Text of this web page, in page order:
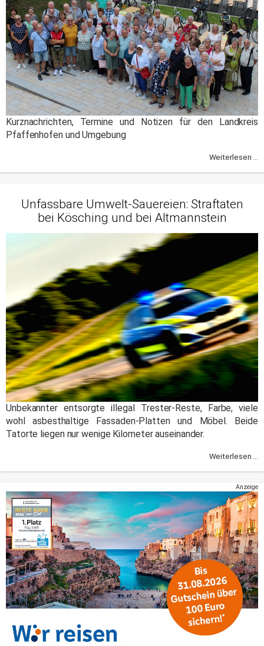
Kurznachrichten, Termine und Notizen für den Landkreis
Pfaffenhofen und Umgebung
Weiterlesen ...
Unfassbare Umwelt-Sauereien: Straftaten
bei Kösching und bei Altmannstein
Unbekannter entsorgte illegal Trester-Reste, Farbe, viele
wohl asbesthaltige Fassaden-Platten und Möbel. Beide
Tatorte liegen nur wenige Kilometer auseinander.
Weiterlesen ...
Anzeige